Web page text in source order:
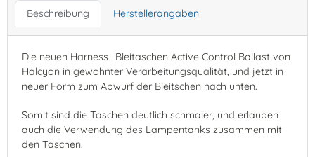
Beschreibung Herstellerangaben
Die neuen Harness- Bleitaschen Active Control Ballast von
Halcyon in gewohnter Verarbeitungsqualität, und jetzt in
neuer Form zum Abwurf der Bleitschen nach unten.
Somit sind die Taschen deutlich schmaler, und erlauben
auch die Verwendung des Lampentanks zusammen mit
den Taschen.